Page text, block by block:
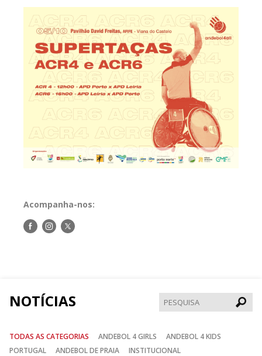
Acompanha-nos:
Siga-Siga-Siga-
NOTÍCIAS
TODAS AS CATEGORIAS ANDEBOL 4 GIRLS
ANDEBOL 4 KIDS
PORTUGAL
ANDEBOL DE PRAIA
INSTITUCIONAL